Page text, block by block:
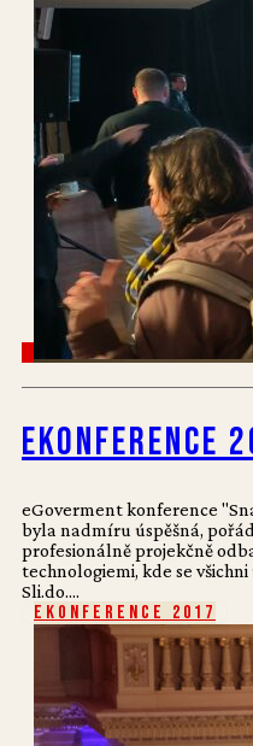
eKonference
eGoverment konference
byla nadmíru úspěšná,
profesionálně projekčně
technologiemi, kde se
Sli.do....
eKonference 2017